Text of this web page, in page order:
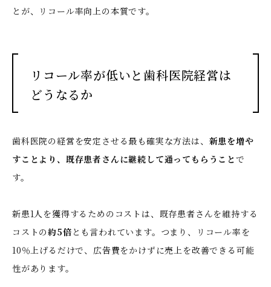
とが、リコール率向上の本質です。
リコール率が低いと歯科医院経営は
どうなるか
歯科医院の経営を安定させる最も確実な方法は、 新患を増や
すことより、既存患者さんに継続して通ってもらうことで
す。
新患1人を獲得するためのコストは、既存患者さんを維持する
コストの約5倍 とも言われています。つまり、リコール率を
10％上げるだけで、広告費をかけずに売上を改善できる可能
性があります。